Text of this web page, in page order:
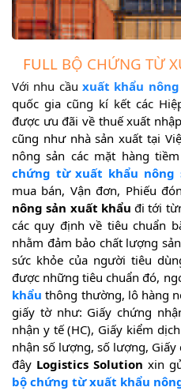
FULL BỘ CHỨNG TỪ
Với nhu cầuxuất khẩu nông
quốc gia cũng kí kết các
được ưu đãi về thuế xuất
cũng như nhà sản xuất tại
nông sản các mặt hàng
chứng từ xuất khẩu nông
mua bán, Vận đơn, Phiếu
nông sản xuất khẩu đi tới
các quy định về tiêu chuẩn
nhằm đảm bảo chất lượng
sức khỏe của người tiêu
được những tiêu chuẩn đó,
khẩu thông thường, lô hàng
giấy tờ như: Giấy chứng
nhận y tế (HC), Giấy kiểm
nhận số lượng, số lượng,
đây Logistics Solution xin
bộ chứng từ xuất khẩu